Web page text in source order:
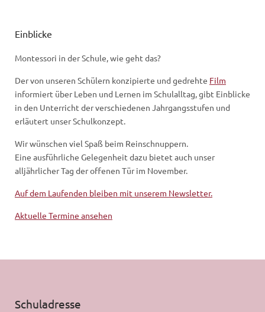
Einblicke
Montessori in der Schule, wie geht das?
Der von unseren Schülern konzipierte und gedrehte Film
informiert über Leben und Lernen im Schulalltag, gibt Einblicke
in den Unterricht der verschiedenen Jahrgangsstufen und
erläutert unser Schulkonzept.
Wir wünschen viel Spaß beim Reinschnuppern.
Eine ausführliche Gelegenheit dazu bietet auch unser
alljährlicher Tag der offenen Tür im November.
Auf dem Laufenden bleiben mit unserem Newsletter.
Aktuelle Termine ansehen
Schuladresse